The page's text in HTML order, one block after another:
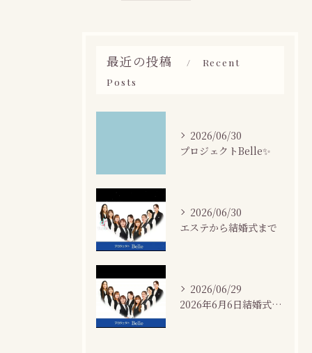
最近の投稿
Recent
Posts
2026/06/30
プロジェクトBelle✨
2026/06/30
エステから結婚式まで
2026/06/29
2026年6月6日結婚式場カサネにて